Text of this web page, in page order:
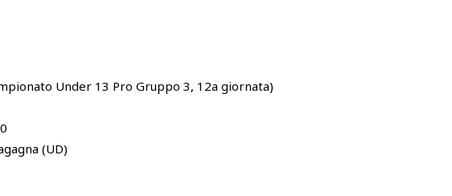
Under 13 Pro Gruppo 3, 12a giornata)
(UD)